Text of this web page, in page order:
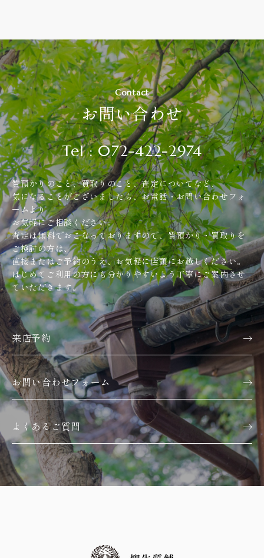
Contact
お問い合わせ
Tel : 072-422-2974
質預かりのこと、買取りのこと、査定についてなど、
気になることがございましたら、お電話・お問い合わせフォ
ームより
お気軽にご相談ください。
査定は無料でおこなっておりますので、質預かり・買取りを
ご検討の方は、
直接またはご予約のうえ、お気軽に店頭にお越しください。
はじめてご利用の方にも分かりやすいよう丁寧にご案内させ
ていただきます。
来店予約
お問い合わせフォーム
よくあるご質問